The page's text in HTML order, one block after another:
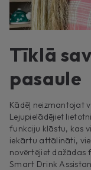
Tīklā
pasaule
Kādēļ neizmantojat
Lejupielādējiet
funkciju klāstu, kas
iekārtu attālināti,
novērtējiet dažādas
Smart Drink